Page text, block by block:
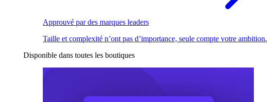
Approuvé par des marques leaders
Taille et complexité n’ont pas d’importance, seule compte votre ambition.
Disponible dans toutes les boutiques